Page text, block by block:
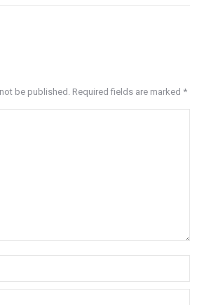
be published. Required fields are marked *